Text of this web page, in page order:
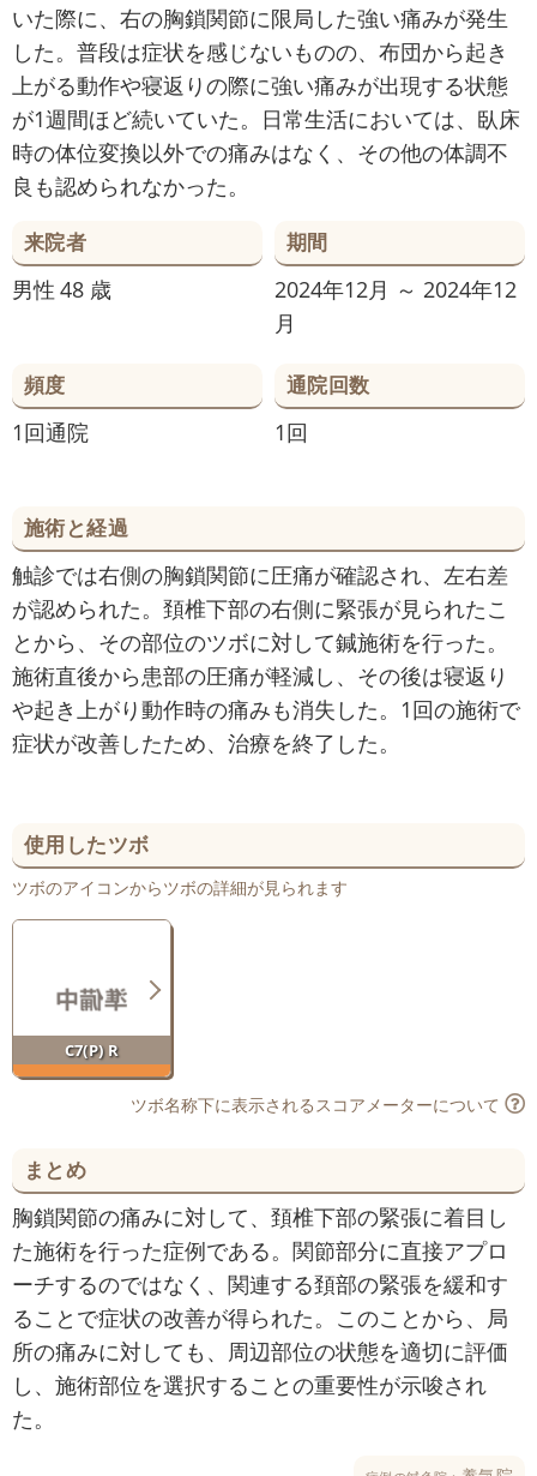
いた際に、右の胸鎖関節に限局した強い痛みが発生
した。普段は症状を感じないものの、布団から起き
上がる動作や寝返りの際に強い痛みが出現する状態
が1週間ほど続いていた。日常生活においては、臥床
時の体位変換以外での痛みはなく、その他の体調不
良も認められなかった。
来院者
男性 48 歳
期間
2024年12月 ～ 2024年12
月
頻度
1回通院
通院回数
1回
施術と経過
触診では右側の胸鎖関節に圧痛が確認され、左右差
が認められた。頚椎下部の右側に緊張が見られたこ
とから、その部位のツボに対して鍼施術を行った。
施術直後から患部の圧痛が軽減し、その後は寝返り
や起き上がり動作時の痛みも消失した。1回の施術で
症状が改善したため、治療を終了した。
使用したツボ
ツボのアイコンからツボの詳細が見られます
C7(P) R
ツボ名称下に表示されるスコアメーターについて
まとめ
胸鎖関節の痛みに対して、頚椎下部の緊張に着目し
た施術を行った症例である。関節部分に直接アプロ
ーチするのではなく、関連する頚部の緊張を緩和す
ることで症状の改善が得られた。このことから、局
所の痛みに対しても、周辺部位の状態を適切に評価
し、施術部位を選択することの重要性が示唆され
た。